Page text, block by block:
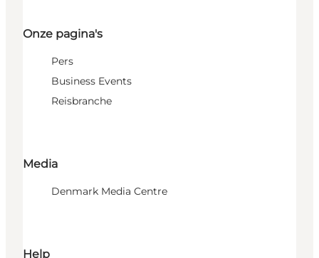
Onze pagina's
Pers
Business Events
Reisbranche
Media
Denmark Media Centre
Help